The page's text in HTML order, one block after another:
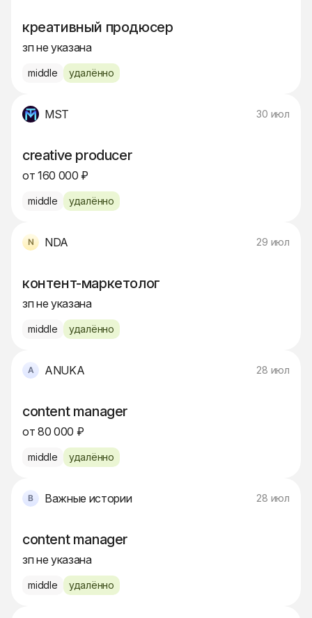
креативный продюсер
зп не указана
middle удалённо
MST 30 июл
creative producer
от 160 000 ₽
middle удалённо
NDA 29 июл
контент-маркетолог
зп не указана
middle удалённо
ANUKA 28 июл
content manager
от 80 000 ₽
middle удалённо
Важные истории 28 июл
content manager
зп не указана
middle удалённо